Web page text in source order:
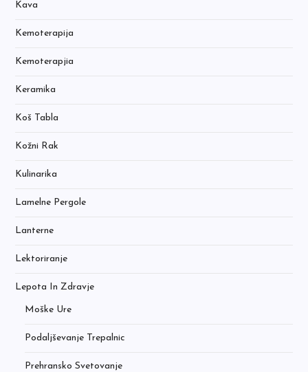
Kava
Kemoterapija
Kemoterapjia
Keramika
Koš Tabla
Kožni Rak
Kulinarika
Lamelne Pergole
Lanterne
Lektoriranje
Lepota In Zdravje
Moške Ure
Podaljševanje Trepalnic
Prehransko Svetovanje